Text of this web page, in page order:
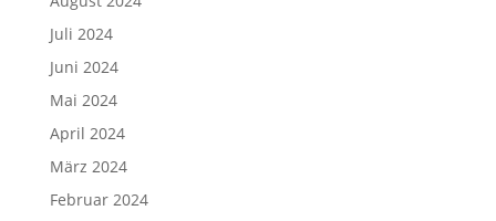
Juli 2024
Juni 2024
Mai 2024
April 2024
März 2024
Februar 2024